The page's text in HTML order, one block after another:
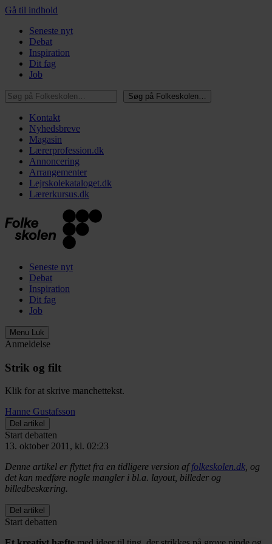
Gå til indhold
Seneste nyt
Debat
Inspiration
Dit fag
Job
Søg på Folkeskolen…
Søg på Folkeskolen…
Kontakt
Nyhedsbreve
Magasin
Lærerprofession.dk
Annoncering
Arrangementer
Lejrskolekataloget.dk
Lærerkursus.dk
Seneste nyt
Debat
Inspiration
Dit fag
Job
Menu Luk
Anmeldelse
Strik og filt
Klik for at skrive manchettekst.
Hanne Gustafsson
Del artikel
Start debatten
13. oktober 2011, kl. 02:23
Denne artikel er flyttet fra en tidligere version affolkeskolen.dk, og
det kan medføre nogle mangler i bl.a. layout, billeder og
billedbeskæring.
Del artikel
Start debatten